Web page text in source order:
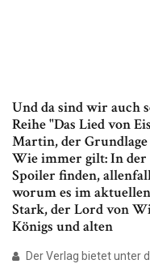
Und da sind wir auch
Reihe "Das Lied von
Martin, der
Wie immer gilt: In
Spoiler finden,
worum es im
Stark, der Lord von
Königs und alten
Der Verlag bietet unter